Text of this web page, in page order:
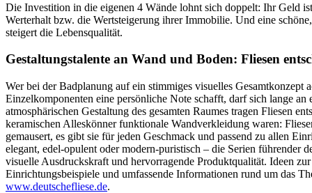
Die Investition in die eigenen 4 Wände lohnt sich doppelt: Ihr Geld
Werterhalt bzw. die Wertsteigerung ihrer Immobilie. Und eine
steigert die Lebensqualität.
Gestaltungstalente an Wand und Boden: Fliesen
Wer bei der Badplanung auf ein stimmiges visuelles
Einzelkomponenten eine persönliche Note schafft, darf sich lange
atmosphärischen Gestaltung des gesamten Raumes tragen Fliesen
keramischen Alleskönner funktionale Wandverkleidung waren:
gemausert, es gibt sie für jeden Geschmack und passend zu allen
elegant, edel-opulent oder modern-puristisch – die Serien führender
visuelle Ausdruckskraft und hervorragende Produktqualität. Ideen
Einrichtungsbeispiele und umfassende Informationen rund um das
www.deutschefliese.de.